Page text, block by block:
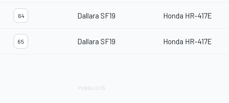
64 Dallara SF19 Honda HR-417E
65 Dallara SF19 Honda HR-417E